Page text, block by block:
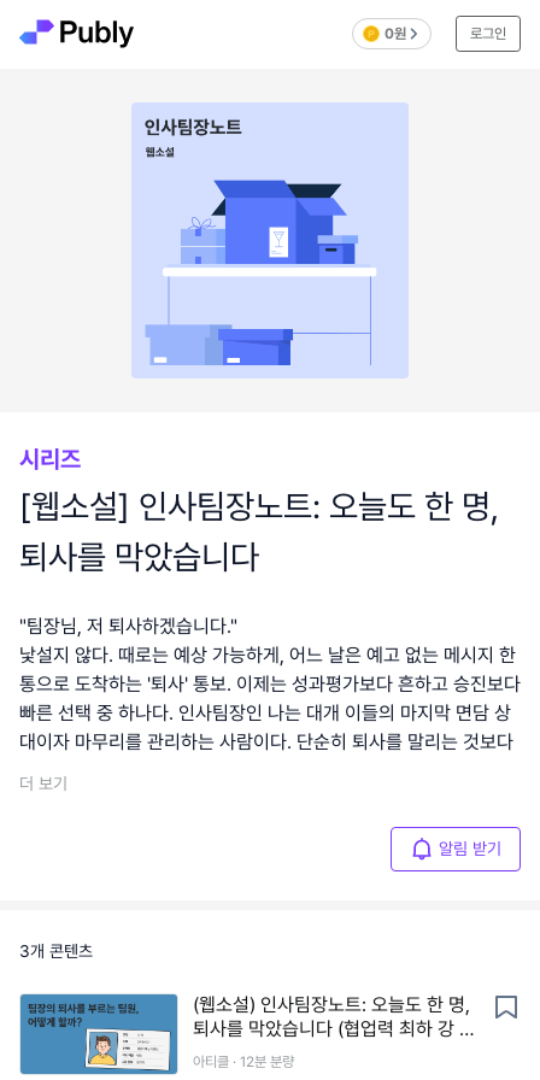
0원 로그인
시리즈
[웹소설] 인사팀장노트: 오늘도 한 명,
퇴사를 막았습니다
"팀장님, 저 퇴사하겠습니다."
낯설지 않다. 때로는 예상 가능하게, 어느 날은 예고 없는 메시지 한
통으로 도착하는 '퇴사' 통보. 이제는 성과평가보다 흔하고 승진보다
빠른 선택 중 하나다. 인사팀장인 나는 대개 이들의 마지막 면담 상
대이자 마무리를 관리하는 사람이다. 단순히 퇴사를 말리는 것보다
더 보기
알림 받기
3개 콘텐츠
(웹소설) 인사팀장노트: 오늘도 한 명,
퇴사를 막았습니다 (협업력 최하 강 대
리 편)
아티클 · 12분 분량